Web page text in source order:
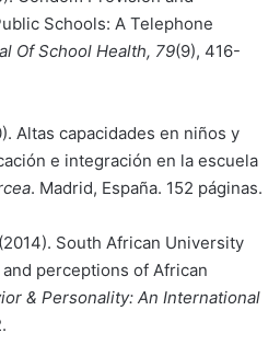
Schools: A Telephone
Of School Health, 79(9), 416-
Altas capacidades en niños y
e integración en la escuela
. Madrid, España. 152 páginas.
South African University
perceptions of African
& Personality: An International